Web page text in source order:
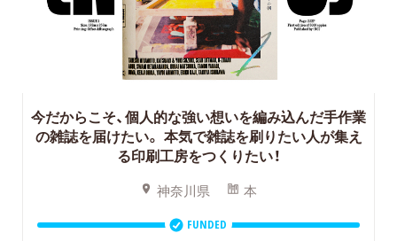
今だからこそ、個人的な強い想いを編み込んだ手作業
の雑誌を届けたい。 本気で雑誌を刷りたい人が集え
る印刷工房をつくりたい！
神奈川県 本
FUNDED